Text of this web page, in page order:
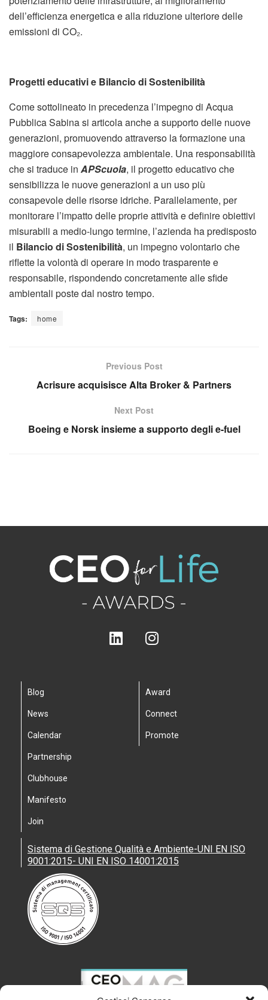
dell’efficienza energetica e alla riduzione ulteriore delle
emissioni di CO₂.
Progetti educativi e Bilancio di Sostenibilità
Come sottolineato in precedenza l’impegno di Acqua
Pubblica Sabina si articola anche a supporto delle nuove
generazioni, promuovendo attraverso la formazione una
maggiore consapevolezza ambientale. Una responsabilità
che si traduce in APScuola, il progetto educativo che
sensibilizza le nuove generazioni a un uso più
consapevole delle risorse idriche. Parallelamente, per
monitorare l’impatto delle proprie attività e definire obiettivi
misurabili a medio-lungo termine, l’azienda ha predisposto
il Bilancio di Sostenibilità, un impegno volontario che
riflette la volontà di operare in modo trasparente e
responsabile, rispondendo concretamente alle sfide
ambientali poste dal nostro tempo.
Tags: home
Previous Post
Acrisure acquisisce Alta Broker & Partners
Next Post
Boeing e Norsk insieme a supporto degli e-fuel
Blog
News
Calendar
Partnership
Clubhouse
Manifesto
Join
Award
Connect
Promote
Sistema di Gestione Qualità e Ambiente-UNI EN ISO
9001:2015- UNI EN ISO 14001:2015